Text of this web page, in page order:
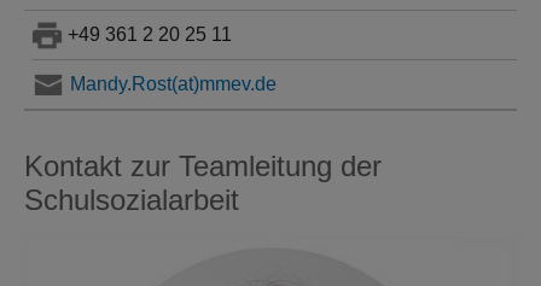
+49 361 2 20 25 11
Mandy.Rost(at)mmev.de
Kontakt zur Teamleitung der
Schulsozialarbeit